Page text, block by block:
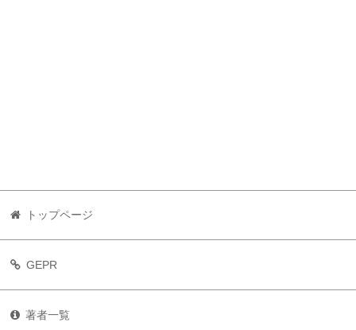
トップページ
GEPR
著者一覧